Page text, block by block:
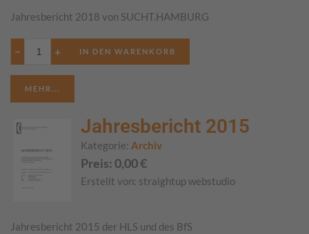
Jahresbericht 2018 von SUCHT.HAMBURG
− +
MEHR...
Jahresbericht 2015
Kategorie: Archiv
Preis: 0,00€
Erstellt von: straightup webstudio
Jahresbericht 2015 der HLS und des BfS